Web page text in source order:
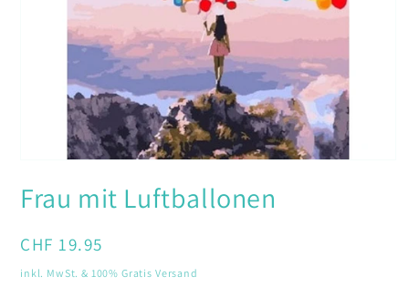
in
Modal
Frau mit Luftballonen
Normaler
Preis
CHF 19.95
inkl. MwSt. & 100% Gratis Versand